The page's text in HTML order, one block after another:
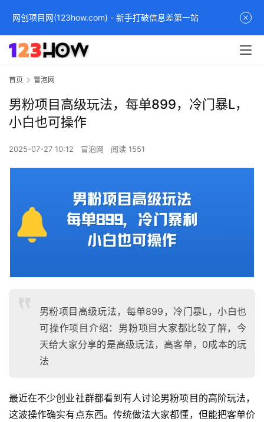
首页 冒泡网
男粉项目高级玩法，每单899，冷门暴L，
小白也可操作
2025-07-27 10:12 冒泡网 阅读 1551
男粉项目高级玩法，每单899，冷门暴L，小白也
可操作项目介绍：男粉项目大家都比较了解，今
天给大家分享的是高级玩法，高客单，0成本的玩
法
最近在不少创业社群都看到有人讨论男粉项目的高阶玩法，
这波操作确实有点东西。传统做法大家都懂，但能把客单价
网创项目网(123how.com) - 新手打破信息差第一站